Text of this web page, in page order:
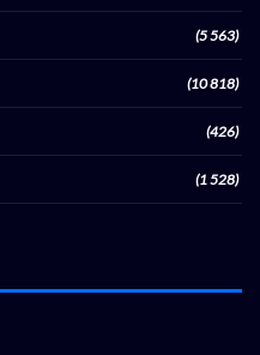
(5 563)
(10 818)
(426)
(1 528)